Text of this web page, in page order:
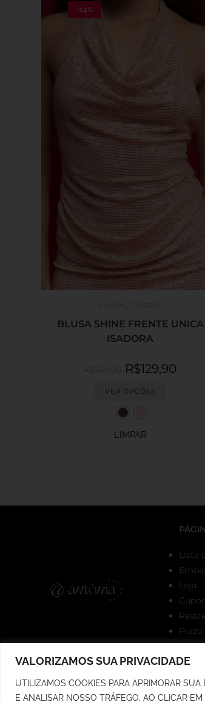
VALORIZAMOS SUA PRIVACIDADE
UTILIZAMOS COOKIES PARA APRIMORAR
E ANALISAR NOSSO TRÁFEGO. AO CLICAR
-24%
,
BLUSA SHINE FRENTE UNICA
ISADORA
R$129,90
VER OPÇÕES
LIMPAR
Lista
Loja